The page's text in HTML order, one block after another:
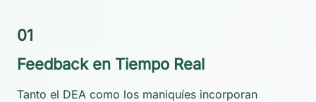
01
Feedback en Tiempo Real
Tanto el DEA como los maniquíes incorporan